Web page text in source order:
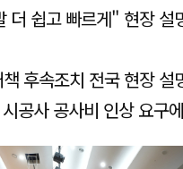
더 쉽고 빠르게" 현장
후속조치 전국 현장 설
공사 공사비 인상 요구